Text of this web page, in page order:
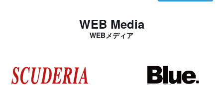
WEB Media
WEBメディア